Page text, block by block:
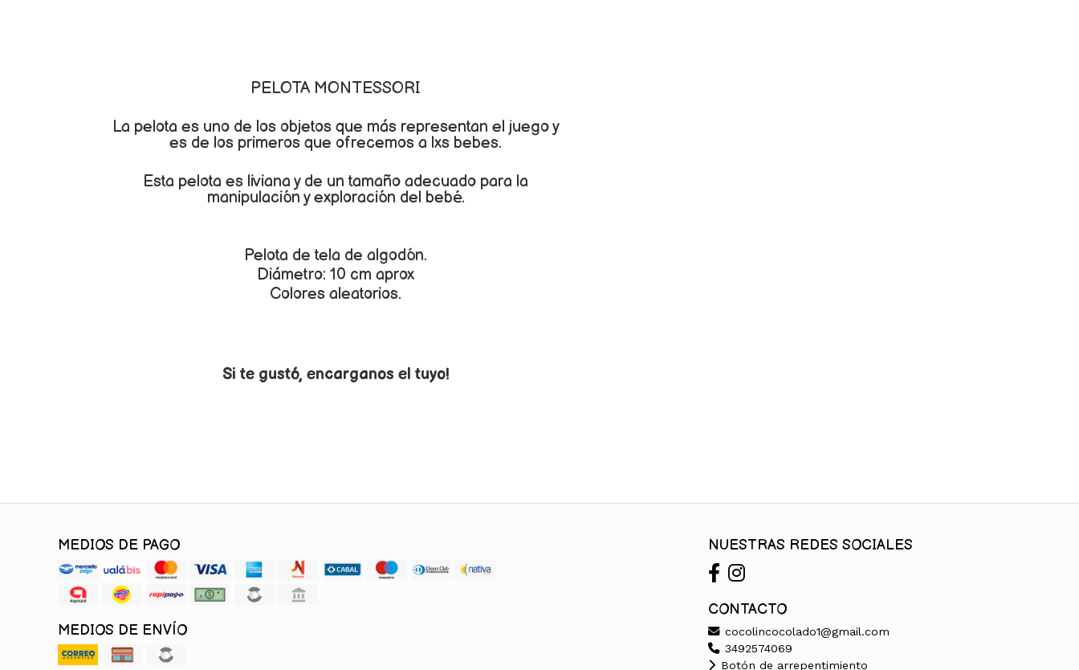
PELOTA MONTESSORI
La pelota es uno de los objetos que más representan el juego y
es de los primeros que ofrecemos a lxs bebes.
Esta pelota es liviana y de un tamaño adecuado para la
manipulación y exploración del bebé.
Pelota de tela de algodón.
Diámetro: 10 cm aprox
Colores aleatorios.
Si te gustó, encarganos el tuyo!
MEDIOS DE PAGO
MEDIOS DE ENVÍO
NUESTRAS REDES SOCIALES
CONTACTO
cocolincocolado1@gmail.com
3492574069
Botón de arrepentimiento